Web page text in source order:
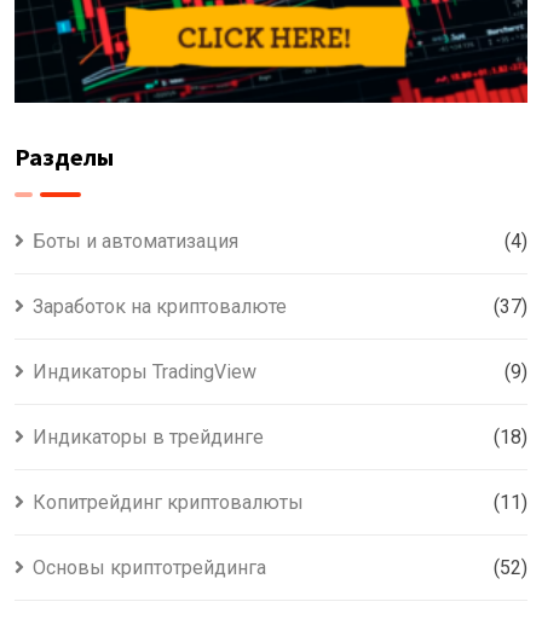
Разделы
Боты и автоматизация (4)
Заработок на криптовалюте (37)
Индикаторы TradingView (9)
Индикаторы в трейдинге (18)
Копитрейдинг криптовалюты (11)
Основы криптотрейдинга (52)